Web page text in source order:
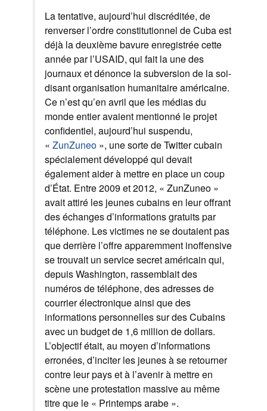
La tentative, aujourd’hui discréditée, de
renverser l’ordre constitutionnel de Cuba est
déjà la deuxième bavure enregistrée cette
année par l’USAID, qui fait la une des
journaux et dénonce la subversion de la soi-
disant organisation humanitaire américaine.
Ce n’est qu’en avril que les médias du
monde entier avaient mentionné le projet
confidentiel, aujourd’hui suspendu,
« ZunZuneo », une sorte de Twitter cubain
spécialement développé qui devait
également aider à mettre en place un coup
d’État. Entre 2009 et 2012, « ZunZuneo »
avait attiré les jeunes cubains en leur offrant
des échanges d’informations gratuits par
téléphone. Les victimes ne se doutaient pas
que derrière l’offre apparemment inoffensive
se trouvait un service secret américain qui,
depuis Washington, rassemblait des
numéros de téléphone, des adresses de
courrier électronique ainsi que des
informations personnelles sur des Cubains
avec un budget de 1,6 million de dollars.
L’objectif était, au moyen d’informations
erronées, d’inciter les jeunes à se retourner
contre leur pays et à l’avenir à mettre en
scène une protestation massive au même
titre que le « Printemps arabe ».